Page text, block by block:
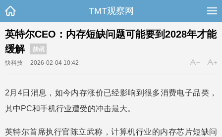
TMT观察网
英特尔CEO：内存短缺问题可能要到2028年才能
缓解
快讯
快科技 2026-02-04 10:42
2月4日消息，如今内存涨价已经影响到很多消费电子品类，
其中PC和手机行业遭受的冲击最大。
英特尔首席执行官陈立武称，计算机行业的内存芯片短缺问